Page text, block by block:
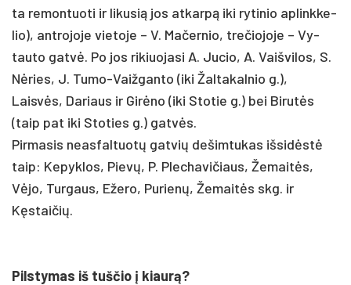
ta re­mon­tuo­ti ir li­ku­sią jos at­karpą iki ry­ti­nio ap­link­ke­
lio), ant­ro­jo­je vie­to­je – V. Ma­čer­nio, tre­čio­jo­je – Vy­
tau­to gatvė. Po jos ri­kiuo­ja­si A. Ju­cio, A. Vaiš­vi­los, S.
Nėries, J. Tu­mo-Vaiž­gan­to (iki Žal­ta­kal­nio g.),
Laisvės, Da­riaus ir Girė­no (iki Sto­tie g.) bei Bi­rutės
(taip pat iki Sto­ties g.) gatvės.
Pir­ma­sis neas­fal­tuotų gat­vių de­šim­tu­kas iš­sidėstė
taip: Ke­pyk­los, Pievų, P. Ple­cha­vi­čiaus, Že­maitės,
Vėjo, Tur­gaus, Eže­ro, Pu­rienų, Že­maitės skg. ir
Kęstai­čių.
Pils­ty­mas iš tuš­čio į kiaurą?